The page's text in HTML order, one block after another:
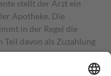
stellt der Arzt ein
Apotheke. Die
in der Regel die
davon als Zuzahlung
in Höhe von zehn